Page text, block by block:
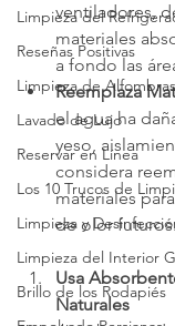
Limpieza del
Reseñas Positivas
Limpieza de
Lavado de Lujo
Reservar en Línea
Los 10 Trucos de
Limpieza y
Limpieza del Interior
Brillo de los Rodapiés
ventiladores,
materiales
a fondo las
Reemplaza
el agua ha
yeso,
considera
materiales
de olor
Usa
Naturales